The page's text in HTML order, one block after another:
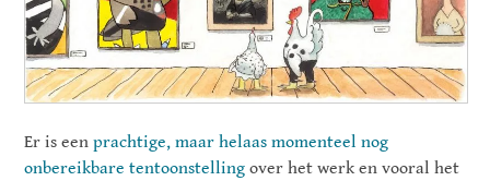
Er is eenprachtige, maar helaas momenteel nog
onbereikbare tentoonstelling over het werk en vooral het